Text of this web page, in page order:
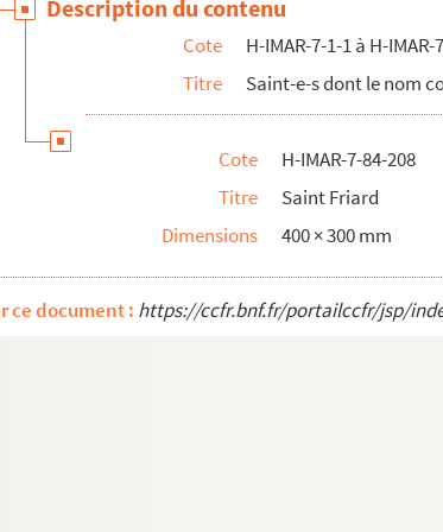
apôtre des péruviens
Description du contenu
Cote
H-IMAR-7-1-1 à H-IMAR-
Titre
Saint-e-s dont le nom
Cote
H-IMAR-7-84-208
Titre
Saint Friard
Dimensions
400 × 300 mm
ce document : https://ccfr.bnf.fr/portailccfr/jsp/